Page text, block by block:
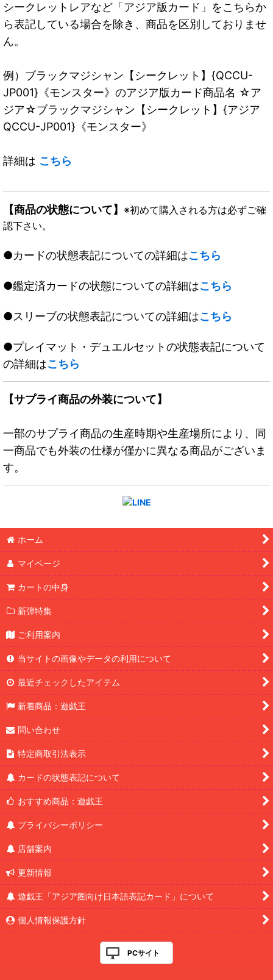
シークレットレアなど「アジア版カード」をこちらか
ら表記している場合を除き、商品を区別しておりませ
ん。
例）ブラックマジシャン【シークレット】{QCCU-
JP001}《モンスター》のアジア版カード商品名 ☆ア
ジア☆ブラックマジシャン【シークレット】{アジア
QCCU-JP001}《モンスター》
詳細は こちら
【商品の状態について】 ※初めて購入される方は必ずご確
認下さい。
●カードの状態表記についての詳細はこちら
●鑑定済カードの状態についての詳細はこちら
●スリーブの状態表記についての詳細はこちら
●プレイマット・デュエルセットの状態表記について
の詳細はこちら
【サプライ商品の外装について】
一部のサプライ商品の生産時期や生産場所により、同
一商品でも外装の仕様が僅かに異なる商品がございま
す。
ホーム
マイページ
カートの中身
新弾特集
ご利用案内
当サイトの画像やデータの利用について
最近チェックしたアイテム
新着商品：遊戯王
問い合わせ
特定商取引法表示
カードの状態表記について
おすすめ商品：遊戯王
プライバシーポリシー
店舗案内
更新情報
遊戯王「アジア圏向け日本語表記カード」について
個人情報保護方針
PCサイト